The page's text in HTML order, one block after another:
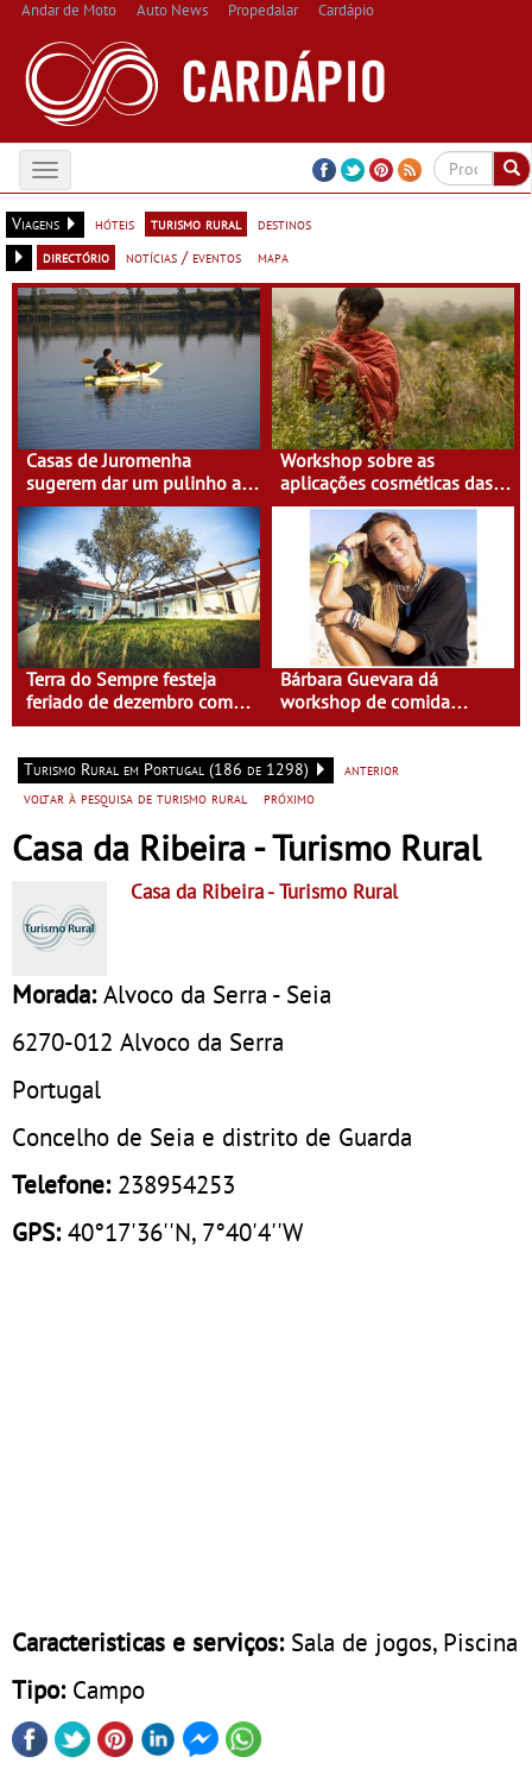
Andar de Moto Auto News Propedalar Cardápio
Toggle
navigation
Viagens
hóteis turismo rural
destinos
directório
notícias / eventos mapa
Casas de Juromenha
sugerem dar um pulinho a
Espanha de caiaque
Workshop sobre as
aplicações cosméticas das
plantas na Casa do Eido –
Terra do Sempre festeja
feriado de dezembro com
Isabel Saldanha
Bárbara Guevara dá
workshop de comida
saudável na Terra do
Turismo Rural em Portugal (186 de 1298)
anterior
voltar à pesquisa de turismo rural
próximo
Casa da Ribeira - Turismo Rural
Casa da Ribeira- Turismo Rural
Morada: Alvoco da Serra - Seia
6270-012 Alvoco da Serra
Portugal
Concelho de Seia e distrito de Guarda
Telefone: 238954253
GPS:40°17'36''N, 7°40'4''W
Caracteristicas e serviços: Sala de jogos, Piscina
Tipo: Campo